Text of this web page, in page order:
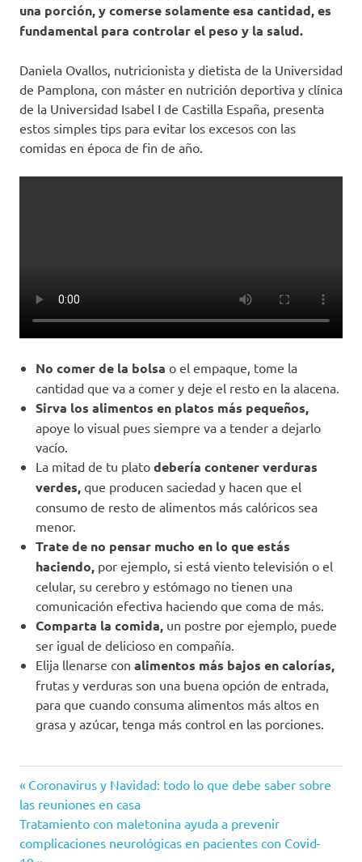
una porción, y comerse solamente esa cantidad, es
fundamental para controlar el peso y la salud.
Daniela Ovallos, nutricionista y dietista de la Universidad
de Pamplona, con máster en nutrición deportiva y clínica
de la Universidad Isabel I de Castilla España, presenta
estos simples tips para evitar los excesos con las
comidas en época de fin de año.
No comer de la bolsa o el empaque, tome la
cantidad que va a comer y deje el resto en la alacena.
Sirva los alimentos en platos más pequeños,
apoye lo visual pues siempre va a tender a dejarlo
vacío.
La mitad de tu plato debería contener verduras
verdes, que producen saciedad y hacen que el
consumo de resto de alimentos más calóricos sea
menor.
Trate de no pensar mucho en lo que estás
haciendo, por ejemplo, si está viento televisión o el
celular, su cerebro y estómago no tienen una
comunicación efectiva haciendo que coma de más.
Comparta la comida, un postre por ejemplo, puede
ser igual de delicioso en compañía.
Elija llenarse con alimentos más bajos en calorías,
frutas y verduras son una buena opción de entrada,
para que cuando consuma alimentos más altos en
grasa y azúcar, tenga más control en las porciones.
Comida
Daniela
Ovallos
Navegación
de
Entrada
anterior:
Coronavirus y Navidad: todo lo que debe saber sobre
las reuniones en casa
Siguiente
entrada:
Tratamiento con maletonina ayuda a prevenir
complicaciones neurológicas en pacientes con Covid-